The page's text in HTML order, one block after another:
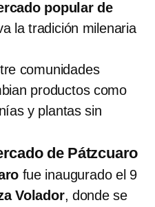
popular de
la tradición milenaria
comunidades
productos como
y plantas sin
de Pátzcuaro
fue inaugurado el 9
Volador, donde se